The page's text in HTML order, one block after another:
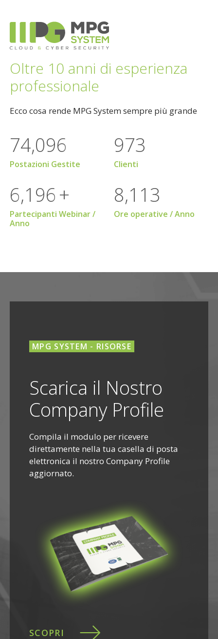
Oltre 10 anni di esperienza
professionale
Ecco cosa rende MPG System sempre più grande
79,936
Postazioni Gestite
1,049
Clienti
6,684+
Partecipanti Webinar /
Anno
8,752
Ore operative / Anno
MPG SYSTEM - RISORSE
Scarica il Nostro
Company Profile
Compila il modulo per ricevere
direttamente nella tua casella di posta
elettronica il nostro Company Profile
aggiornato.
SCOPRI